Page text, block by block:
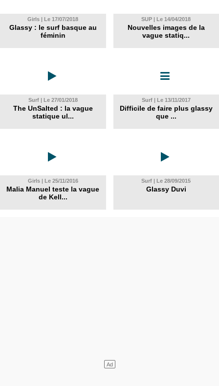
Girls | Le 17/07/2018
Glassy : le surf basque au
féminin
SUP | Le 14/04/2018
Nouvelles images de la
vague statiq...
Surf | Le 27/01/2018
The UnSalted : la vague
statique ul...
Surf | Le 13/11/2017
Difficile de faire plus glassy
que ...
Girls | Le 25/11/2016
Malia Manuel teste la vague
de Kell...
Surf | Le 28/09/2015
Glassy Duvi